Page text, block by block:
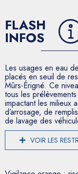
FLASH
INFOS
Les usages en eau
placés en seuil de
Mûrs-Érigné. Ce
tous les
impactant les milieux
d’arrosage, de
de lavage des
VOIR LES